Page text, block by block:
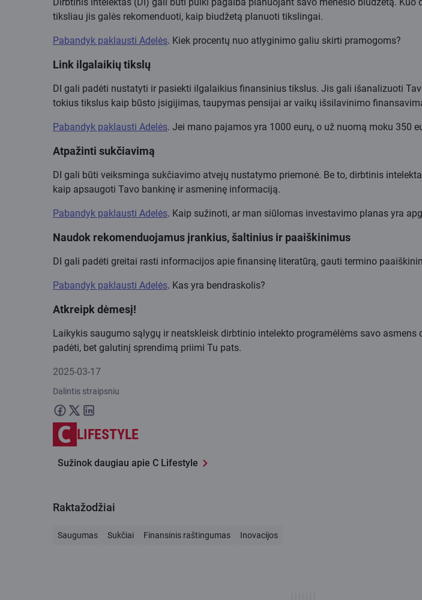
tiksliau jis galės rekomenduoti, kaip biudžetą planuoti tikslingai.
Pabandyk paklausti Adelės. Kiek procentų nuo atlyginimo galiu skirti pramogoms?
Link ilgalaikių tikslų
DI gali padėti nustatyti ir pasiekti ilgalaikius finansinius tikslus. Jis gali išanalizuoti
tokius tikslus kaip būsto įsigijimas, taupymas pensijai ar vaikų išsilavinimo
Pabandyk paklausti Adelės. Jei mano pajamos yra 1000 eurų, o už nuomą moku 350
Atpažinti sukčiavimą
DI gali būti veiksminga sukčiavimo atvejų nustatymo priemonė. Be to, dirbtinis
kaip apsaugoti Tavo bankinę ir asmeninę informaciją.
Pabandyk paklausti Adelės. Kaip sužinoti, ar man siūlomas investavimo planas yra
Naudok rekomenduojamus įrankius, šaltinius ir paaiškinimus
DI gali padėti greitai rasti informacijos apie finansinę literatūrą, gauti termino
Pabandyk paklausti Adelės. Kas yra bendraskolis?
Atkreipk dėmesį!
Laikykis saugumo sąlygų ir neatskleisk dirbtinio intelekto programėlėms savo
padėti, bet galutinį sprendimą priimi Tu pats.
2025-03-17
LIFESTYLE
Sužinok daugiau apie C Lifestyle
Dalintis straipsniu
Raktažodžiai
Saugumas Sukčiai Finansinis raštingumas Inovacijos